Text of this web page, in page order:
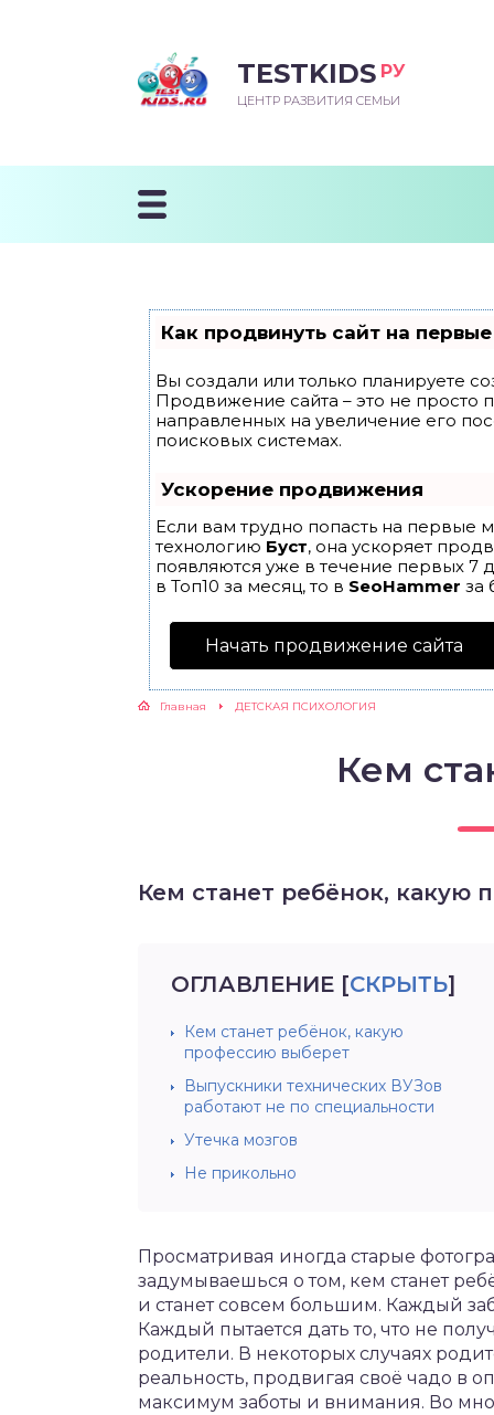
TESTKIDS РУ
ЦЕНТР РАЗВИТИЯ СЕМЬИ
Как продвинуть сайт на
Вы создали или только планируете
Продвижение сайта – это не просто
направленных на увеличение его
поисковых системах.
Ускорение продвижения
Если вам трудно попасть на первые
технологию Буст, она ускоряет
появляются уже в течение первых 7
в Топ10 за месяц, то в SeoHammer за
Начать продвижение сайта
Главная ДЕТСКАЯ ПСИХОЛОГИЯ
Кем
Кем станет ребёнок, какую
ОГЛАВЛЕНИЕ [СКРЫТЬ]
Кем станет ребёнок, какую
профессию выберет
Выпускники технических ВУЗов
работают не по специальности
Утечка мозгов
Не прикольно
Просматривая иногда старые
задумываешься о том, кем станет
и станет совсем большим. Каждый
Каждый пытается дать то, что не
родители. В некоторых случаях
реальность, продвигая своё чадо в
максимум заботы и внимания. Во
МЕСЯЦ
ПЕРВОГО
УЧИТСЯ
ПОСЛЕ ГОДА
К ШКОЛЕ
ДОШКОЛЬНИКА
ШКОЛА
ШКОЛЬНИКА
ШКОЛЬНИКА